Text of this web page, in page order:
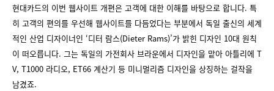
현대카드의 이번 웹사이트 개편은 고객에 대한 이해를 바탕으로 합니다. 특
히 고객의 편의를 우선해 웹사이트를 다듬었다는 부분에서 독일 출신의 세계
적인 산업 디자이너인 ‘디터 람스(Dieter Rams)’가 밝힌 디자인 10대 원칙
이 떠오릅니다. 그는 독일의 가전회사 브라운에서 디자인을 맡아 아틀리에 T
V, T1000 라디오, ET66 계산기 등 미니멀리즘 디자인을 상징하는 걸작을
남겼죠.